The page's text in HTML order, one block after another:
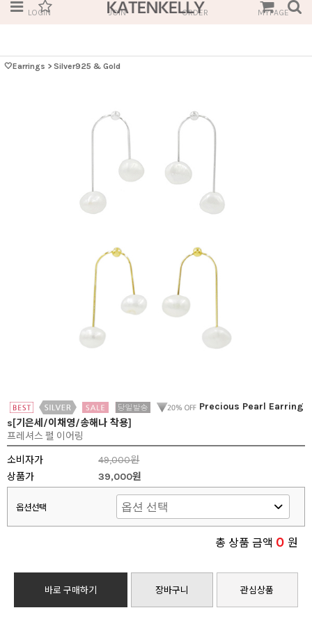
LOGIN JOIN ORDER MYPAGE
🤍Earrings > Silver925 & Gold
Precious Pearl Earring
s[기은세/이채영/송해나 착용]
프레셔스 펄 이어링
소비자가
49,000원
상품가
39,000원
옵션선택
총 상품 금액 0 원
바로 구매하기 장바구니 관심상품